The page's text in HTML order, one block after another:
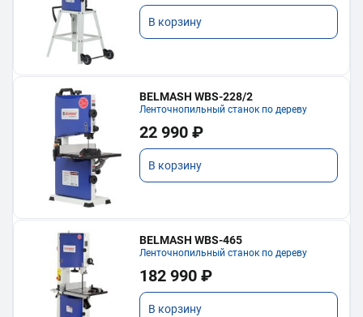
В корзину
BELMASH WBS-228/2
Ленточнопильный станок по дереву
22 990 ₽
В корзину
BELMASH WBS-465
Ленточнопильный станок по дереву
182 990 ₽
В корзину